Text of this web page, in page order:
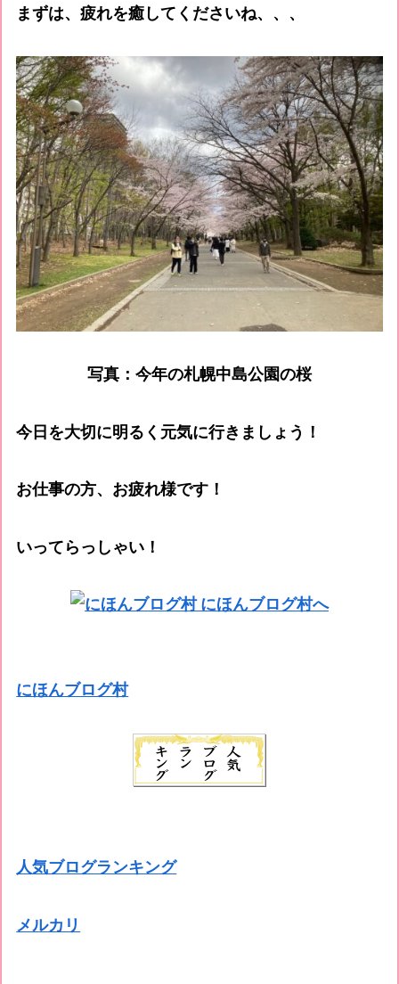
まずは、疲れを癒してくださいね、、、
写真：今年の札幌中島公園の桜
今日を大切に明るく元気に行きましょう！
お仕事の方、お疲れ様です！
いってらっしゃい！
にほんブログ村
人気ブログランキング
メルカリ